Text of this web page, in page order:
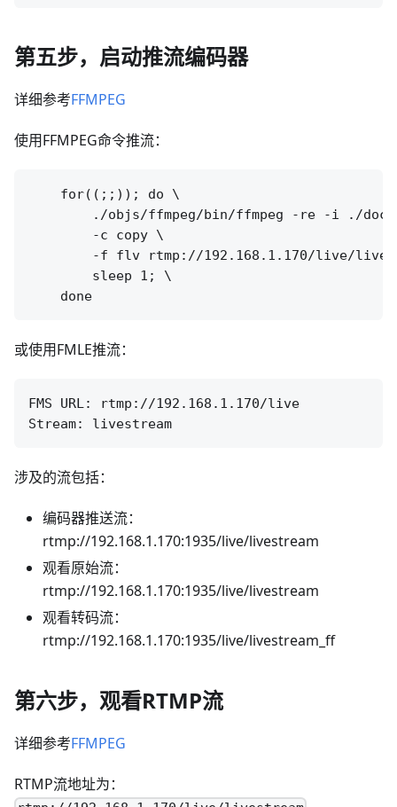
第五步，启动推流编码器
详细参考FFMPEG
使用FFMPEG命令推流：
    for((;;)); do \
./objs/ffmpeg/bin/ffmpeg -re -i ./
        -c copy \
-f flv rtmp://192.168.1.170/live/
        sleep 1; \
或使用FMLE推流：
FMS URL: rtmp://192.168.1.170/live
涉及的流包括：
编码器推送流：
rtmp://192.168.1.170:1935/live/livestream
观看原始流：
rtmp://192.168.1.170:1935/live/livestream
观看转码流：
rtmp://192.168.1.170:1935/live/livestream_ff
第六步，观看RTMP流
详细参考FFMPEG
RTMP流地址为：